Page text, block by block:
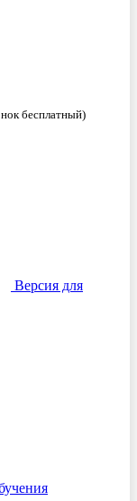
бесплатный)
Версия для